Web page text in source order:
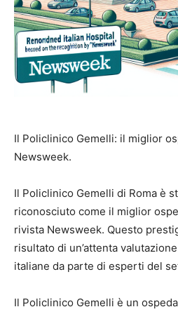
Il Policlinico Gemelli: il miglior
Newsweek.
Il Policlinico Gemelli di Roma è
riconosciuto come il miglior
rivista Newsweek. Questo
risultato di un’attenta
italiane da parte di esperti del
Il Policlinico Gemelli è un